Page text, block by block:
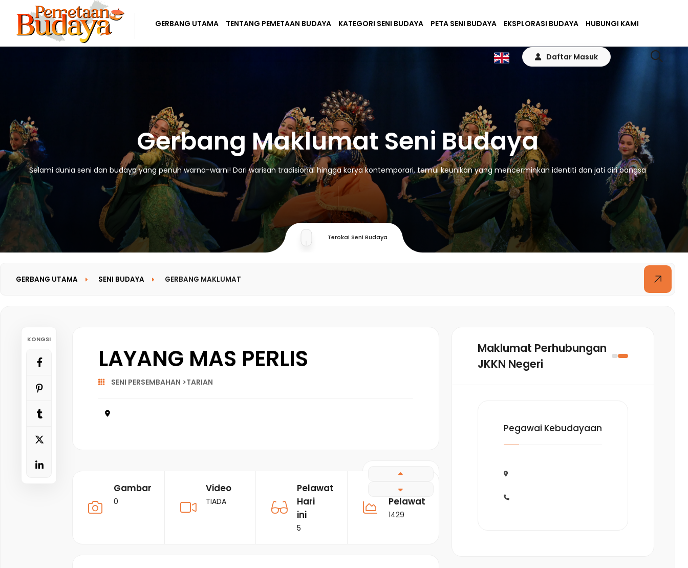
GERBANG UTAMA TENTANG PEMETAAN BUDAYA KATEGORI SENI BUDAYA PETA SENI BUDAYA EKSPLORASI BUDAYA HUBUNGI KAMI
Daftar Masuk
Gerbang Maklumat Seni Budaya
Selami dunia seni dan budaya yang penuh warna-warni! Dari warisan tradisional hingga karya kontemporari, temui keunikan yang mencerminkan identiti dan jati diri bangsa
Terokai Seni Budaya
GERBANG UTAMA SENI BUDAYA GERBANG MAKLUMAT
KONGSI
LAYANG MAS PERLIS
SENI PERSEMBAHAN >TARIAN
Gambar
0
Video
TIADA
Pelawat
Hari
ini
5
Jumlah
Pelawat
1429
Maklumat Perhubungan
JKKN Negeri
Pegawai Kebudayaan